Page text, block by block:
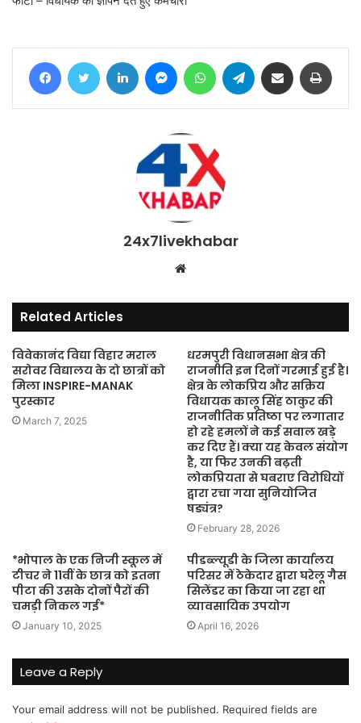
FacebookTwitter LinkedIn MessengerWhatsAppTelegram Share via Email
24x7livekhabar
Website
Related Articles
विवेकानंद विद्या विहार मराल
सरोवर विद्यालय के दो छात्रों को
मिला INSPIRE-MANAK
पुरस्कार
March 7, 2025
धरमपुरी विधानसभा क्षेत्र की
राजनीति इन दिनों गरमाई हुई है।
क्षेत्र के लोकप्रिय और सक्रिय
विधायक कालू सिंह ठाकुर की
राजनीतिक प्रतिष्ठा पर लगातार
हो रहे हमलों ने कई सवाल खड़े
कर दिए हैं। क्या यह केवल संयोग
है, या फिर उनकी बढ़ती
लोकप्रियता से घबराए विरोधियों
द्वारा रचा गया सुनियोजित
षड्यंत्र?
February 28, 2026
*भोपाल के एक निजी स्कूल में
टीचर ने 11वीं के छात्र को इतना
पीटा की उसके दोनों पैरों की
चमड़ी निकल गई*
January 10, 2025
पीडब्ल्यूडी के जिला कार्यालय
परिसर में ठेकेदार द्वारा घरेलू गैस
सिलेंडर का किया जा रहा था
व्यावसायिक उपयोग
April 16, 2026
Leave a Reply
Your email address will not be published. Required fields are